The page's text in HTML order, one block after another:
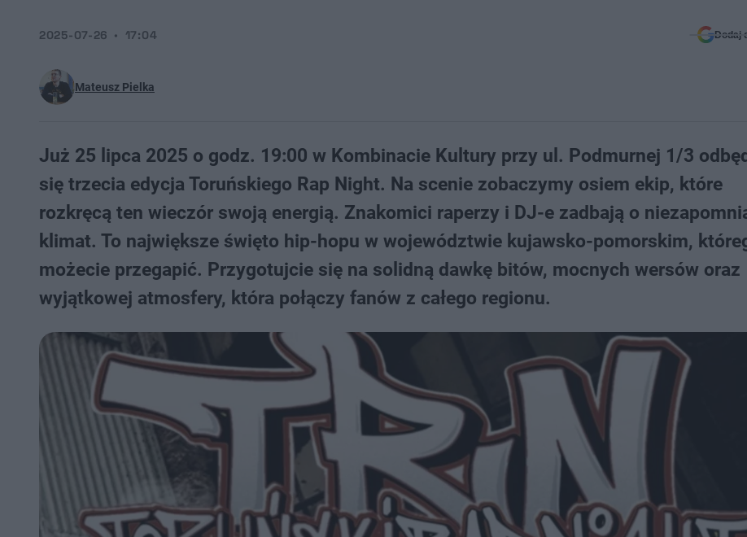
Mateusz Pielka
2025-07-26 17:04 Dodaj
Już 25 lipca 2025 o godz. 19:00 w Kombinacie Kultury przy ul. Podmurnej 1/3
się trzecia edycja Toruńskiego Rap Night. Na scenie zobaczymy osiem ekip, które
rozkręcą ten wieczór swoją energią. Znakomici raperzy i DJ-e zadbają o
klimat. To największe święto hip-hopu w województwie kujawsko-pomorskim,
możecie przegapić. Przygotujcie się na solidną dawkę bitów, mocnych wersów oraz
wyjątkowej atmosfery, która połączy fanów z całego regionu.